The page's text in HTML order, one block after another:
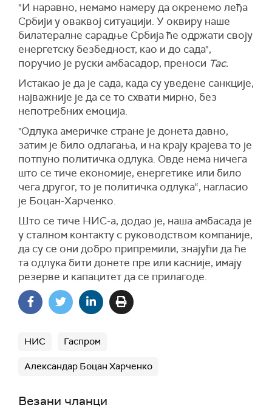
"И наравно, немамо намеру да окренемо леђа
Србији у оваквој ситуацији. У оквиру наше
билатералне сарадње Србија ће одржати своју
енергетску безбедност, као и до сада",
поручио је руски амбасадор, преноси Тас.
Истакао је да је сада, када су уведене санкције,
најважније је да се то схвати мирно, без
непотребних емоција.
"Одлука америчке стране је донета давно,
затим је било одлагања, и на крају крајева то је
потпуно политичка одлука. Овде нема ничега
што се тиче економије, енергетике или било
чега другог, то је политичка одлука“, нагласио
је Боцан-Харченко.
Што се тиче НИС-а, додао је, наша амбасада је
у сталном контакту с руководством компаније,
да су се они добро припремили, знајући да ће
та одлука бити донете пре или касније, имају
резерве и капацитет да се прилагоде.
НИС Гаспром
Александар Боцан Харченко
Везани чланци